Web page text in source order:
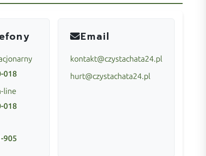
018
line
018
905
Email
kontakt@czystachata24.pl
hurt@czystachata24.pl